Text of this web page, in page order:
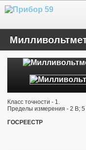
Класс точности - 1.
Пределы измерения - 2 В;
ГОСРЕЕСТР